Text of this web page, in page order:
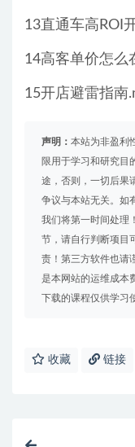
13直通车高ROI
14高客单价怎么
15开店避雷指南
声明： 本站为非盈利
限用于学习和研究目
途，否则，一切后果
争议与本站无关。如
我们将第一时间处理
节，请自行判断项目
责！第三方软件也请
是本网站的运维成本
下载的课程仅供学习
收藏 链接